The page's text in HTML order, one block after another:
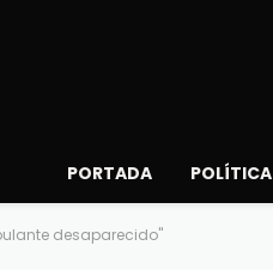
PORTADA POLÍTICA
desaparecido"